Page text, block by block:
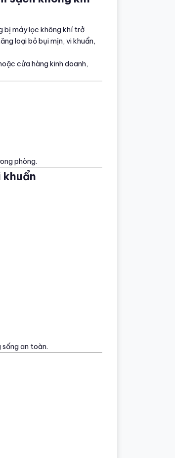
bị máy lọc không khí trở
loại bỏ bụi mịn, vi khuẩn,
cửa hàng kinh doanh,
phòng.
khuẩn
an toàn.